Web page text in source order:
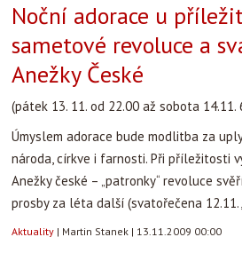
Noční adorace u
sametové revoluce a
Anežky České
(pátek 13. 11. od 22.00 až sobota 14.11.
Úmyslem adorace bude modlitba za
národa, církve i farnosti. Při příležitosti
Anežky české – „patronky“ revoluce
prosby za léta další (svatořečena
Aktuality | Martin Stanek | 13.11.2009 00:00